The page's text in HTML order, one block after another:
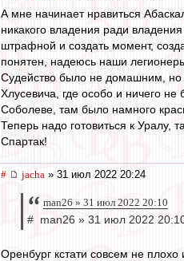
А мне начинает нравиться
никакого владения ради
штрафной и создать момент,
понятен, надеюсь наши
Судейство было не домашним, но
Хлусевича, где особо и ничего
Соболеве, там было намного
Теперь надо готовиться к
Спартак!
# jacha » 31 июл 2022 20:24
man26 » 31 июл 2022 20:10
# man26 » 31 июл 2022
Оренбург кстати совсем не